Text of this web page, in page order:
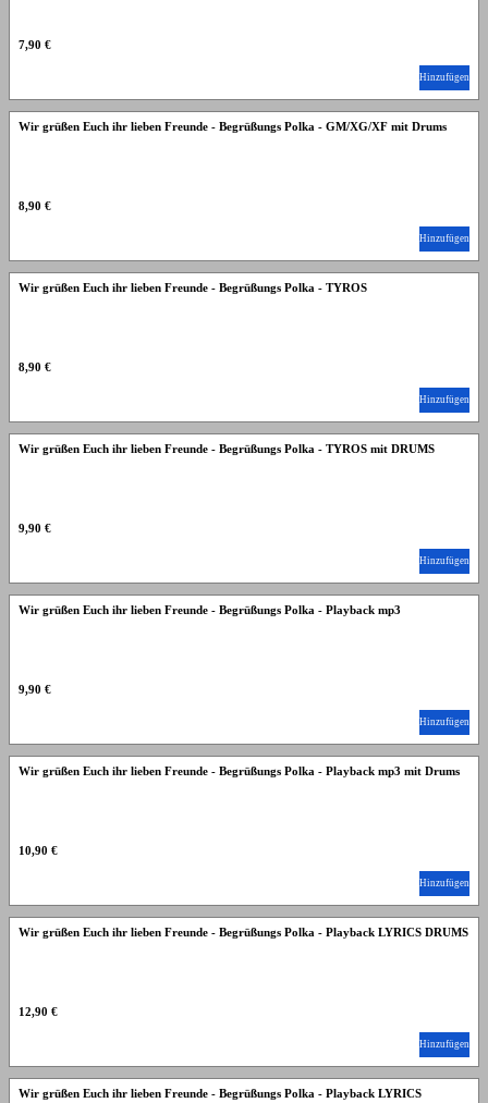
7,90 €
Hinzufügen
Wir grüßen Euch ihr lieben Freunde - Begrüßungs Polka - GM/XG/XF mit Drums
8,90 €
Hinzufügen
Wir grüßen Euch ihr lieben Freunde - Begrüßungs Polka - TYROS
8,90 €
Hinzufügen
Wir grüßen Euch ihr lieben Freunde - Begrüßungs Polka - TYROS mit DRUMS
9,90 €
Hinzufügen
Wir grüßen Euch ihr lieben Freunde - Begrüßungs Polka - Playback mp3
9,90 €
Hinzufügen
Wir grüßen Euch ihr lieben Freunde - Begrüßungs Polka - Playback mp3 mit Drums
10,90 €
Hinzufügen
Wir grüßen Euch ihr lieben Freunde - Begrüßungs Polka - Playback LYRICS DRUMS
12,90 €
Hinzufügen
Wir grüßen Euch ihr lieben Freunde - Begrüßungs Polka - Playback LYRICS